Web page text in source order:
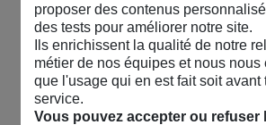
proposer des contenus
des tests pour améliorer notre site.
Ils enrichissent la qualité de notre
métier de nos équipes et nous nous
que l'usage qui en est fait soit avant
service.
Vous pouvez accepter ou refuser